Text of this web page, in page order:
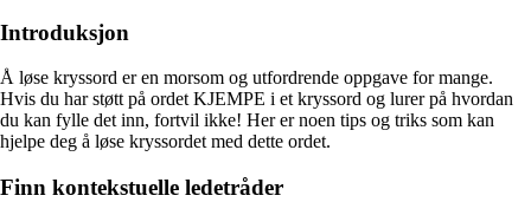
Introduksjon
Å løse kryssord er en morsom og utfordrende oppgave for mange.
Hvis du har støtt på ordet KJEMPE i et kryssord og lurer på hvordan
du kan fylle det inn, fortvil ikke! Her er noen tips og triks som kan
hjelpe deg å løse kryssordet med dette ordet.
Finn kontekstuelle ledetråder